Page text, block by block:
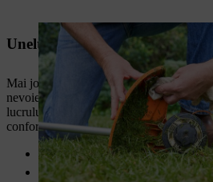
Unelte și materiale
Mai jos găsiți cele mai importante unelte
nevoie pentru a vă curăța motocoasa
lucrului, purtați întotdeauna
conformmanualului de utilizare .
Perie/pensulă
Lavetă moale